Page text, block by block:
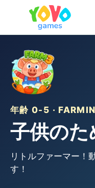
年齢 0-5 ·
子供の
リトルファーマー！
す！